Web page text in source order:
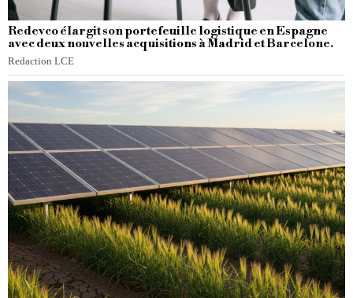
Redevco élargit son portefeuille logistique en Espagne
avec deux nouvelles acquisitions à Madrid et Barcelone.
Redaction LCE